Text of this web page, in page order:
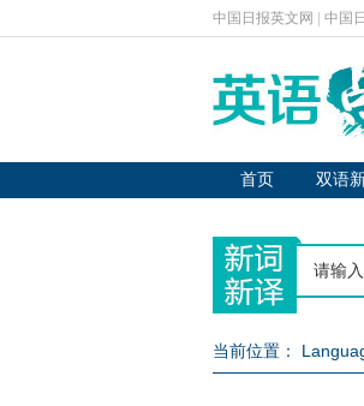
中国日报英文网 中国
首页 双语
当前位置：